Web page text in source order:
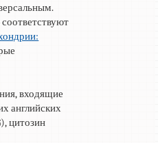
входящие
английских
цитозин